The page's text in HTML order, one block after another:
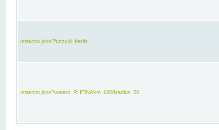
/stations.json?fuzzyId=berlin
/stations.json?waters=RHEIN&km=680&radius=50